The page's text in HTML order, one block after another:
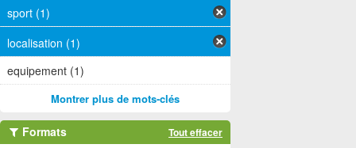
sport (1)
localisation (1)
equipement (1)
Montrer plus de mots-clés
Formats Tout effacer